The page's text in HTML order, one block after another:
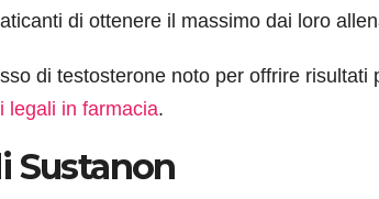
di ottenere il massimo dai loro
di testosterone noto per offrire
legali in farmacia.
Sustanon